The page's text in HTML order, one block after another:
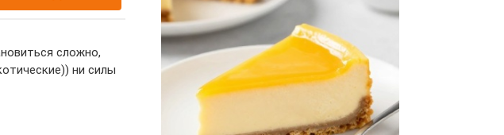
сложно,
ни силы